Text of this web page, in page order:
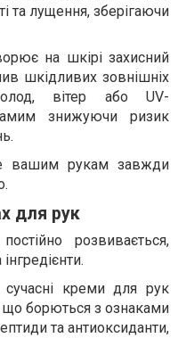
та лущення, зберігаючи
на шкірі захисний
шкідливих зовнішніх
вітер або UV-
знижуючи ризик
вашим рукам завжди
для рук
розвивається,
сучасні креми для рук
що борються з ознаками
та антиоксиданти,